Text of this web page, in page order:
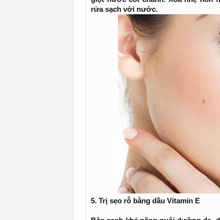
rửa sạch với nước.
5. Trị sẹo rỗ bằng dầu Vitamin E